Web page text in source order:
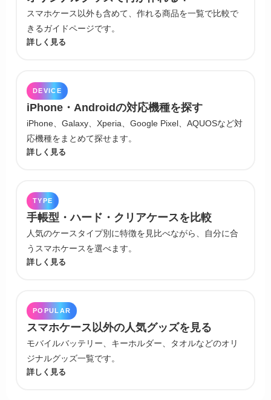
スマホケース以外も含めて、作れる商品を一覧で比較で
きるガイドページです。
詳しく見る
DEVICE
iPhone・Androidの対応機種を探す
iPhone、Galaxy、Xperia、Google Pixel、AQUOSなど対
応機種をまとめて探せます。
詳しく見る
TYPE
手帳型・ハード・クリアケースを比較
人気のケースタイプ別に特徴を見比べながら、自分に合
うスマホケースを選べます。
詳しく見る
POPULAR
スマホケース以外の人気グッズを見る
モバイルバッテリー、キーホルダー、タオルなどのオリ
ジナルグッズ一覧です。
詳しく見る